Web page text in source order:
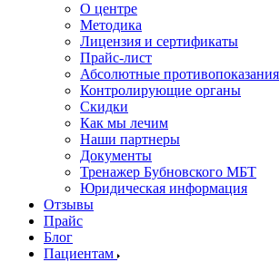
О центре
Методика
Лицензия и сертификаты
Прайс-лист
Абсолютные противопоказания
Контролирующие органы
Скидки
Как мы лечим
Наши партнеры
Документы
Тренажер Бубновского МБТ
Юридическая информация
Отзывы
Прайс
Блог
Пациентам